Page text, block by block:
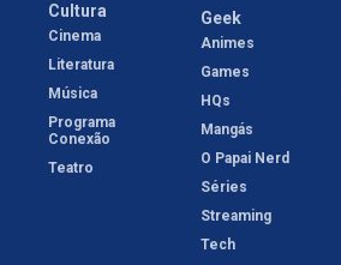
Cultura
Cinema
Literatura
Música
Programa
Conexão
Teatro
Geek
Animes
Games
HQs
Mangás
O Papai Nerd
Séries
Streaming
Tech